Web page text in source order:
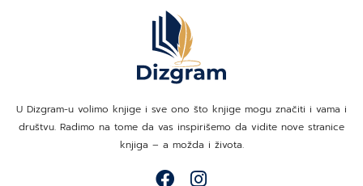
U Dizgram-u volimo knjige i sve ono što knjige mogu značiti i vama i
društvu. Radimo na tome da vas inspirišemo da vidite nove stranice
knjiga – a možda i života.
F
I